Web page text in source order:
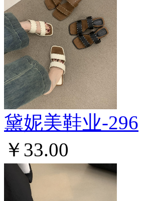
黛妮美鞋业-296
￥33.00